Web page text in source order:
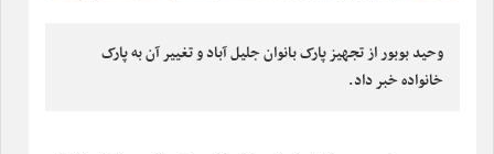
وحید بوبور از تجهیز پارک بانوان جلیل آباد و تغییر آن به پارک
خانواده خبر داد.